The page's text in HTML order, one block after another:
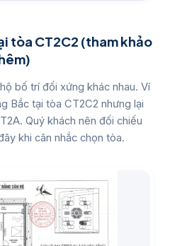
tòa CT2C2 (tham khảo
bố trí đối xứng khác nhau. Ví
Bắc tại tòa CT2C2 nhưng lại
Quý khách nên đối chiếu
khi cân nhắc chọn tòa.